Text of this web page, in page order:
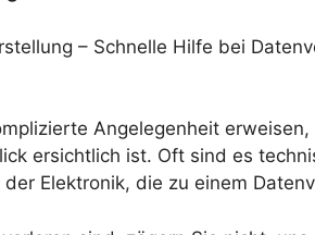
– Schnelle Hilfe bei
Angelegenheit
ersichtlich ist. Oft sind es
Elektronik, die zu einem